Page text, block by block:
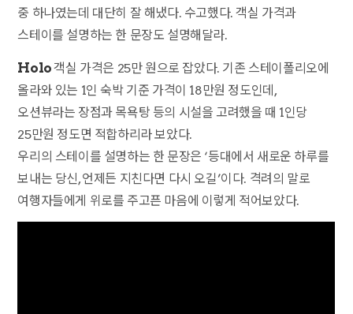
중 하나였는데 대단히 잘 해냈다. 수고했다. 객실 가격과
스테이를 설명하는 한 문장도 설명해달라.
Holo객실 가격은 25만 원으로 잡았다. 기존 스테이폴리오에
올라와 있는 1인 숙박 기준 가격이 18만원 정도인데,
오션뷰라는 장점과 목욕탕 등의 시설을 고려했을 때 1인당
25만원 정도면 적합하리라 보았다.
우리의 스테이를 설명하는 한 문장은 ‘등대에서 새로운 하루를
보내는 당신, 언제든 지친다면 다시 오길’이다. 격려의 말로
여행자들에게 위로를 주고픈 마음에 이렇게 적어보았다.